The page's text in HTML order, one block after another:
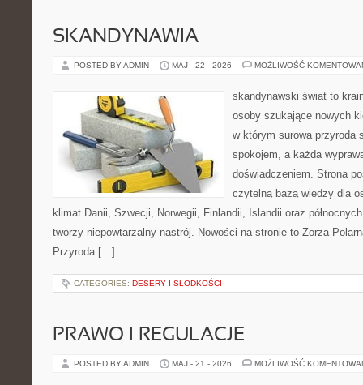
SKANDYNAWIA
POSTED BY ADMIN MAJ - 22 - 2026 MOŻLIWOŚĆ
skandynawski świat to
osoby szukające nowych
w którym surowa przyroda
spokojem, a każda
doświadczeniem. Strona
czytelną bazą wiedzy dla
klimat Danii, Szwecji, Norwegii, Finlandii, Islandii oraz
tworzy niepowtarzalny nastrój. Nowości na stronie to Zorza
Przyroda […]
CATEGORIES: DESERY I SŁODKOŚCI
PRAWO I REGULACJE
POSTED BY ADMIN MAJ - 21 - 2026 MOŻLIWOŚĆ